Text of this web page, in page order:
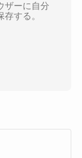
ザーに自分
する。